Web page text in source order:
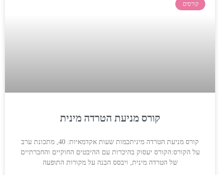
קורסים
קורס מניעת הטרדה מינית
קורס מניעת הטרדה מיניתכמות שעות אקדמאיות: 40, מתכונת ערב
על הקורס:הקורס יעסוק בהיכרות עם ההיבטים החוקיים והחברתיים
של הטרדה מינית, ויבסס הבנה על מקורות התופעה